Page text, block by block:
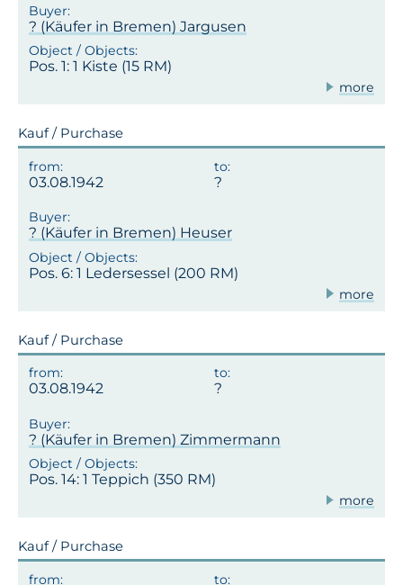
? (Käufer in Bremen) Jargusen
Pos. 1: 1 Kiste (15 RM)
more
Kauf / Purchase
03.08.1942
? (Käufer in Bremen) Heuser
Pos. 6: 1 Ledersessel (200 RM)
more
Kauf / Purchase
03.08.1942
? (Käufer in Bremen) Zimmermann
Pos. 14: 1 Teppich (350 RM)
more
Kauf / Purchase